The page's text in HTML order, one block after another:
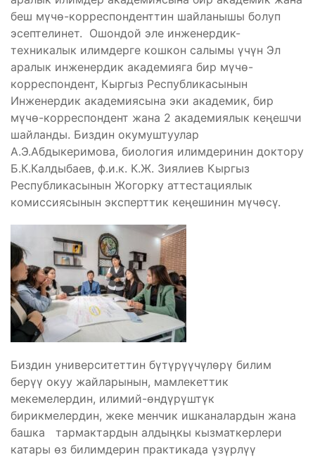
беш мүчө-корреспонденттин шайланышы болуп
эсептелинет. Ошондой эле инженердик-
техникалык илимдерге кошкон салымы үчүн Эл
аралык инженердик академияга бир мүчө-
корреспондент, Кыргыз Республикасынын
Инженердик академиясына эки академик, бир
мүчө-корреспондент жана 2 академиялык кеңешчи
шайланды. Биздин окумуштуулар
А.Э.Абдыкеримова, биология илимдеринин доктору
Б.К.Калдыбаев, ф.и.к. К.Ж. Зиялиев Кыргыз
Республикасынын Жогорку аттестациялык
комиссиясынын эксперттик кеңешинин мүчөсү.
Биздин университеттин бүтүрүүчүлөрү билим
берүү окуу жайларынын, мамлекеттик
мекемелердин, илимий-өндүрүштүк
бирикмелердин, жеке менчик ишканалардын жана
башка тармактардын алдыңкы кызматкерлери
катары өз билимдерин практикада үзүрлүү